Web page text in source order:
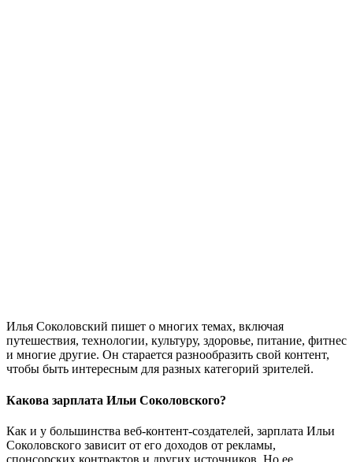
Илья Соколовский пишет о многих темах, включая
путешествия, технологии, культуру, здоровье, питание, фитнес
и многие другие. Он старается разнообразить свой контент,
чтобы быть интересным для разных категорий зрителей.
Какова зарплата Ильи Соколовского?
Как и у большинства веб-контент-создателей, зарплата Ильи
Соколовского зависит от его доходов от рекламы,
спонсорских контрактов и других источников. Но ее